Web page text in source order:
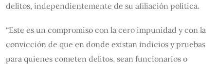
delitos, independientemente de su afiliación política.
“Este es un compromiso con la cero impunidad y con la
convicción de que en donde existan indicios y pruebas
para quienes cometen delitos, sean funcionarios o